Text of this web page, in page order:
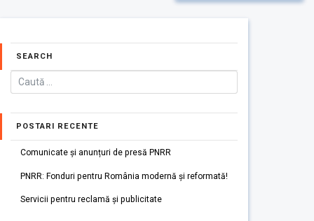
SEARCH
POSTARI RECENTE
Comunicate și anunțuri de presă PNRR
PNRR: Fonduri pentru România modernă și reformată!
Servicii pentru reclamă și publicitate